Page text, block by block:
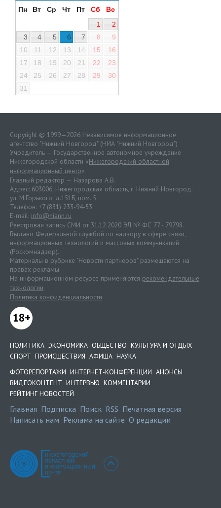
Пн Вт Ср Чт Пт Сб
Вс
1
2
3
4 5 6 7 8
9
10
11 12 13 14 15
16
17
18 19 20 21 22
23
24
25 26 27 28 29
30
31
Copyright © 1999—2026 Независимое информационное
агентство "Нижний Новгород" (НИА "Нижний Новгород")
Учредитель — Государственное автономное учреждение
Нижегородской области «Нижегородский областной
информационный центр»
Главный редактор — Назарова А.В.
Адрес: 603006, Нижегородская область, г. Нижний Новгород.
ул. М.Горького, д.151Б, пом. 5
Телефон: +7 (831) 233-94-53
E-mail: info@niann.ru
Реестровая запись СМИ от 31.12.2020 ЭЛ № ФС 77 - 79798.
Выдано Федеральной службой по надзору в сфере связи,
информационных технологий и массовых коммуникаций
(Роскомнадзор).
Материалы в рубрике "Новости партнеров" размещаются на
правах рекламы.
На информационном ресурсе применяются рекомендательные
технологии.
Политика конфиденциальности
18+
ПОЛИТИКА ЭКОНОМИКА ОБЩЕСТВО КУЛЬТУРА И ОТДЫХ
СПОРТ ПРОИСШЕСТВИЯ АФИША НАУКА
ФОТОРЕПОРТАЖИ ИНТЕРНЕТ-КОНФЕРЕНЦИИ АНОНСЫ
ВИДЕОКОНТЕНТ ИНТЕРВЬЮ КОММЕНТАРИИ
РЕЙТИНГ НОВОСТЕЙ
Главная Подписка Поиск RSS Печатная версия
Написать нам Реклама на сайте О редакции